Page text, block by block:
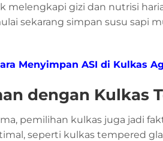
melengkapi gizi dan nutrisi
sekarang simpan susu sapi
Menyimpan ASI di Kulkas
dengan Kulkas
pemilihan kulkas juga jadi
seperti kulkas tempered